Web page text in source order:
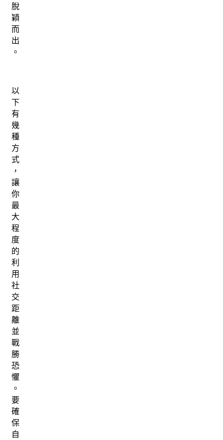
脫
穎
而
出
。
以
下
有
幾
種
方
式
，
讓
你
最
大
程
度
的
利
用
社
交
距
離
並
戰
勝
恐
懼
。
要
確
保
自